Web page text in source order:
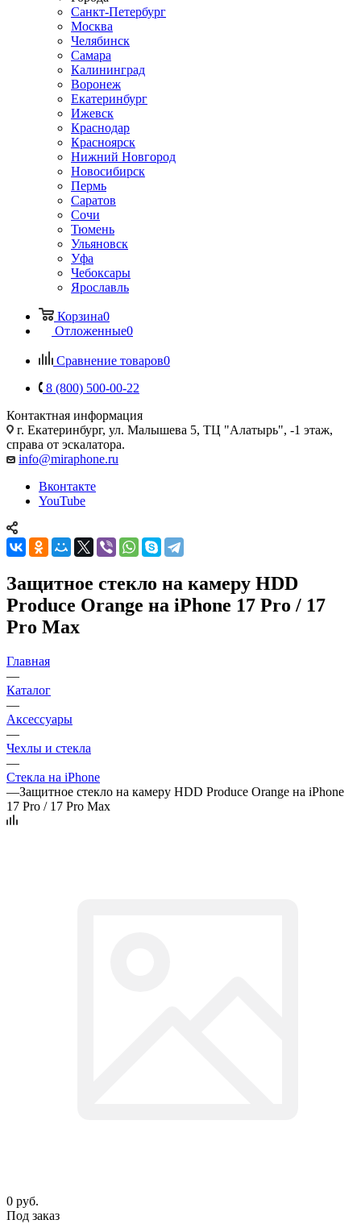
Санкт-Петербург
Москва
Челябинск
Самара
Калининград
Воронеж
Екатеринбург
Ижевск
Краснодар
Красноярск
Нижний Новгород
Новосибирск
Пермь
Саратов
Сочи
Тюмень
Ульяновск
Уфа
Чебоксары
Ярославль
Корзина0
Отложенные0
Сравнение товаров0
8 (800) 500-00-22
Контактная информация
г. Екатеринбург, ул. Малышева 5, ТЦ "Алатырь", -1 этаж,
справа от эскалатора.
info@miraphone.ru
Вконтакте
YouTube
Защитное стекло на камеру HDD
Produce Orange на iPhone 17 Pro / 17
Pro Max
Главная
—
Каталог
—
Аксессуары
—
Чехлы и стекла
—
Стекла на iPhone
—Защитное стекло на камеру HDD Produce Orange на iPhone
17 Pro / 17 Pro Max
0 руб.
Под заказ